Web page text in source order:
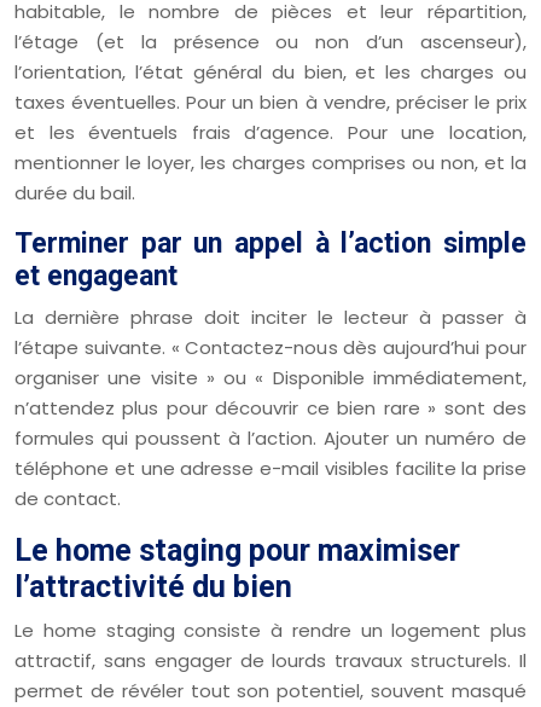
habitable, le nombre de pièces et leur répartition,
l’étage (et la présence ou non d’un ascenseur),
l’orientation, l’état général du bien, et les charges ou
taxes éventuelles. Pour un bien à vendre, préciser le prix
et les éventuels frais d’agence. Pour une location,
mentionner le loyer, les charges comprises ou non, et la
durée du bail.
Terminer par un appel à l’action simple
et engageant
La dernière phrase doit inciter le lecteur à passer à
l’étape suivante. « Contactez-nous dès aujourd’hui pour
organiser une visite » ou « Disponible immédiatement,
n’attendez plus pour découvrir ce bien rare » sont des
formules qui poussent à l’action. Ajouter un numéro de
téléphone et une adresse e-mail visibles facilite la prise
de contact.
Le home staging pour maximiser
l’attractivité du bien
Le home staging consiste à rendre un logement plus
attractif, sans engager de lourds travaux structurels. Il
permet de révéler tout son potentiel, souvent masqué